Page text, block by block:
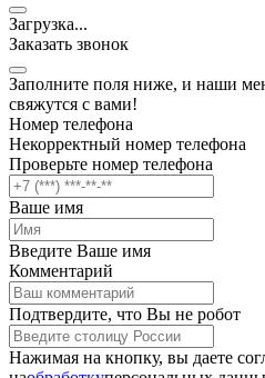
Загрузка...
Заказать звонок
Заполните поля ниже, и наши
свяжутся с вами!
Номер телефона
Некорректный номер телефона
Проверьте номер телефона
Ваше имя
Введите Ваше имя
Комментарий
Подтвердите, что Вы не робот
Нажимая на кнопку, вы даете